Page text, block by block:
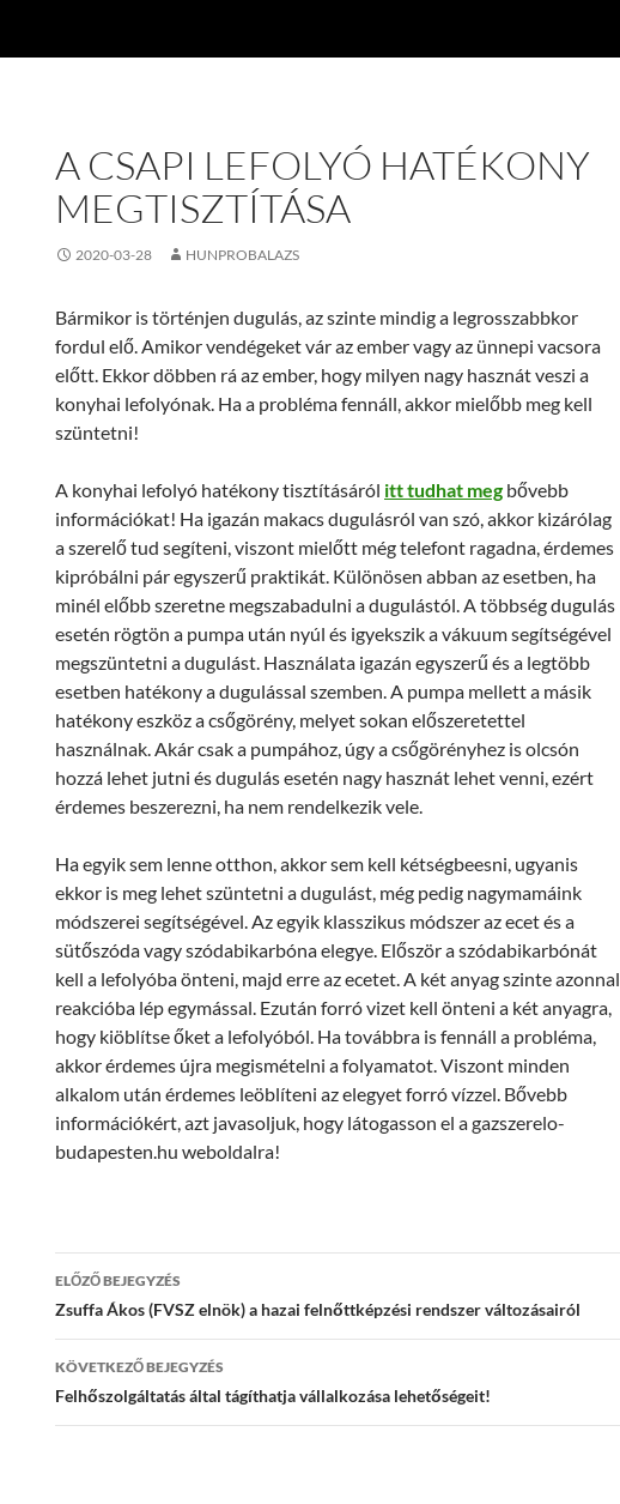
A CSAPI LEFOLYÓ HATÉKONY
MEGTISZTÍTÁSA
2020-03-28 HUNPROBALAZS
Bármikor is történjen dugulás, az szinte mindig a legrosszabbkor
fordul elő. Amikor vendégeket vár az ember vagy az ünnepi vacsora
előtt. Ekkor döbben rá az ember, hogy milyen nagy hasznát veszi a
konyhai lefolyónak. Ha a probléma fennáll, akkor mielőbb meg kell
szüntetni!
A konyhai lefolyó hatékony tisztításáról itt tudhat meg bővebb
információkat! Ha igazán makacs dugulásról van szó, akkor kizárólag
a szerelő tud segíteni, viszont mielőtt még telefont ragadna, érdemes
kipróbálni pár egyszerű praktikát. Különösen abban az esetben, ha
minél előbb szeretne megszabadulni a dugulástól. A többség dugulás
esetén rögtön a pumpa után nyúl és igyekszik a vákuum segítségével
megszüntetni a dugulást. Használata igazán egyszerű és a legtöbb
esetben hatékony a dugulással szemben. A pumpa mellett a másik
hatékony eszköz a csőgörény, melyet sokan előszeretettel
használnak. Akár csak a pumpához, úgy a csőgörényhez is olcsón
hozzá lehet jutni és dugulás esetén nagy hasznát lehet venni, ezért
érdemes beszerezni, ha nem rendelkezik vele.
Ha egyik sem lenne otthon, akkor sem kell kétségbeesni, ugyanis
ekkor is meg lehet szüntetni a dugulást, még pedig nagymamáink
módszerei segítségével. Az egyik klasszikus módszer az ecet és a
sütőszóda vagy szódabikarbóna elegye. Először a szódabikarbónát
kell a lefolyóba önteni, majd erre az ecetet. A két anyag szinte azonnal
reakcióba lép egymással. Ezután forró vizet kell önteni a két anyagra,
hogy kiöblítse őket a lefolyóból. Ha továbbra is fennáll a probléma,
akkor érdemes újra megismételni a folyamatot. Viszont minden
alkalom után érdemes leöblíteni az elegyet forró vízzel. Bővebb
információkért, azt javasoljuk, hogy látogasson el a gazszerelo-
budapesten.hu weboldalra!
Bejegyzés
navigáció
ELŐZŐ BEJEGYZÉS
Zsuffa Ákos (FVSZ elnök) a hazai felnőttképzési rendszer változásairól
KÖVETKEZŐ BEJEGYZÉS
Felhőszolgáltatás által tágíthatja vállalkozása lehetőségeit!